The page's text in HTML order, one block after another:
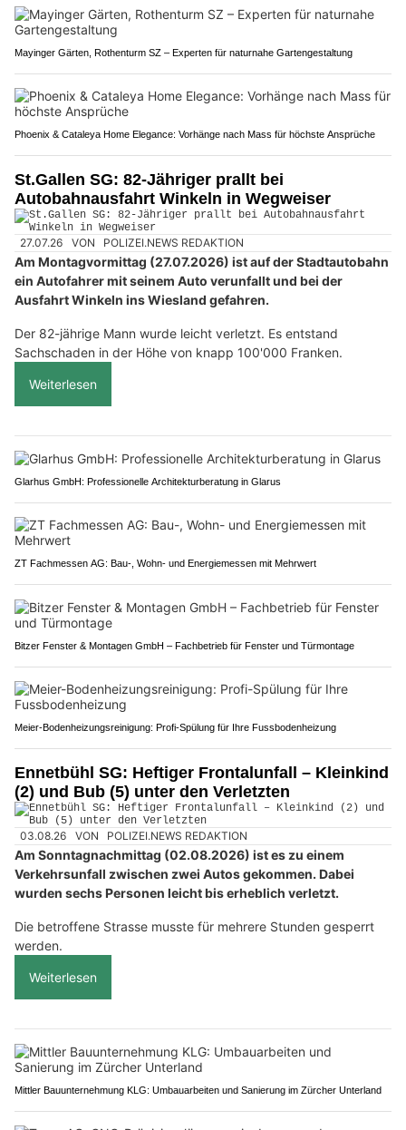
Mayinger Gärten, Rothenturm SZ – Experten für naturnahe Gartengestaltung
Phoenix & Cataleya Home Elegance: Vorhänge nach Mass für höchste Ansprüche
St.Gallen SG: 82-Jähriger prallt bei
Autobahnausfahrt Winkeln in Wegweiser
27.07.26 VON POLIZEI.NEWS REDAKTION
Am Montagvormittag (27.07.2026) ist auf der Stadtautobahn
ein Autofahrer mit seinem Auto verunfallt und bei der
Ausfahrt Winkeln ins Wiesland gefahren.
Der 82-jährige Mann wurde leicht verletzt. Es entstand
Sachschaden in der Höhe von knapp 100'000 Franken.
Weiterlesen
Glarhus GmbH: Professionelle Architekturberatung in Glarus
ZT Fachmessen AG: Bau-, Wohn- und Energiemessen mit Mehrwert
Bitzer Fenster & Montagen GmbH – Fachbetrieb für Fenster und Türmontage
Meier-Bodenheizungsreinigung: Profi-Spülung für Ihre Fussbodenheizung
Ennetbühl SG: Heftiger Frontalunfall – Kleinkind
(2) und Bub (5) unter den Verletzten
03.08.26 VON POLIZEI.NEWS REDAKTION
Am Sonntagnachmittag (02.08.2026) ist es zu einem
Verkehrsunfall zwischen zwei Autos gekommen. Dabei
wurden sechs Personen leicht bis erheblich verletzt.
Die betroffene Strasse musste für mehrere Stunden gesperrt
werden.
Weiterlesen
Mittler Bauunternehmung KLG: Umbauarbeiten und Sanierung im Zürcher Unterland